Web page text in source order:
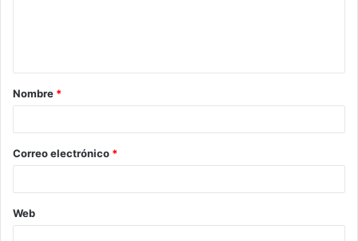
a
r
*
Nombre *
Correo electrónico *
Web